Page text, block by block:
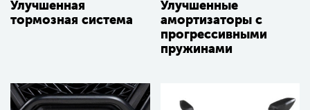
Улучшенная
тормозная система
Улучшенные
амортизаторы с
прогрессивными
пружинами